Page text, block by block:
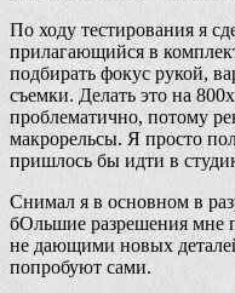
По ходу тестирования я
прилагающийся в
подбирать фокус рукой,
съемки. Делать это на
проблематично, потому
макрорельсы. Я просто
пришлось бы идти в
Снимал я в основном в
бОльшие разрешения мне
не дающими новых
попробуют сами.